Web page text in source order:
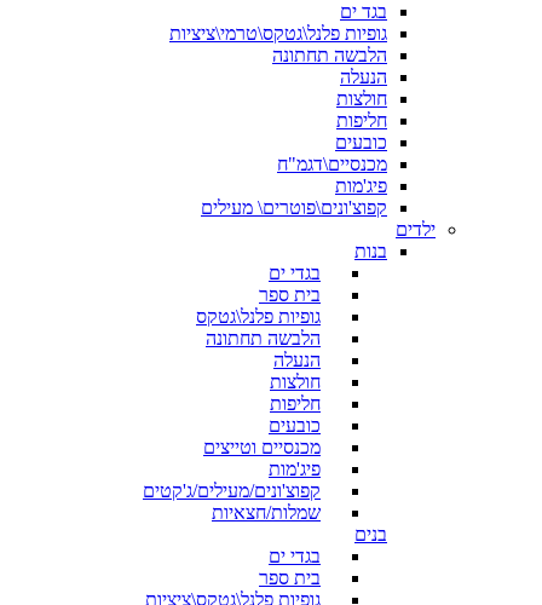
בגד ים
גופיות פלנל\גטקס\טרמי\ציציות
הלבשה תחתונה
הנעלה
חולצות
חליפות
כובעים
מכנסיים\דגמ"ח
פיג'מות
קפוצ'ונים\פוטרים\ מעילים
ילדים
בנות
בגדי ים
בית ספר
גופיות פלנל\גטקס
הלבשה תחתונה
הנעלה
חולצות
חליפות
כובעים
מכנסיים וטייצים
פיג'מות
קפוצ'ונים/מעילים/ג'קטים
שמלות/חצאיות
בנים
בגדי ים
בית ספר
גופיות פלנל\גטקס\ציציות